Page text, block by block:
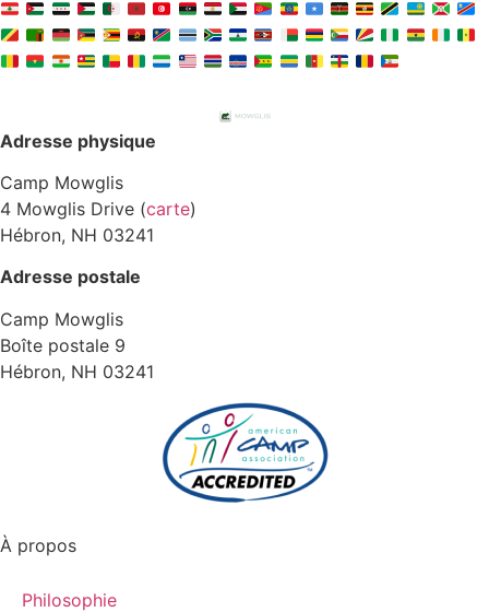
Adresse physique
Camp Mowglis
4 Mowglis Drive (carte)
Hébron, NH 03241
Adresse postale
Camp Mowglis
Boîte postale 9
Hébron, NH 03241
À propos
Philosophie